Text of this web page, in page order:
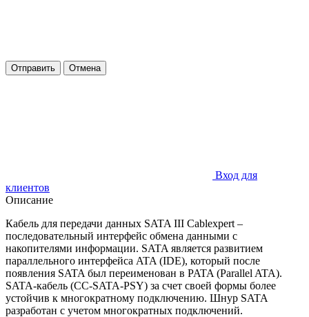
Отправить Отмена
Вход для
клиентов
Описание
Кабель для передачи данных SATA III Cablexpert –
последовательный интерфейс обмена данными с
накопителями информации. SATA является развитием
параллельного интерфейса ATA (IDE), который после
появления SATA был переименован в PATA (Parallel ATA).
SATA-кабель (CC-SATA-PSY) за счет своей формы более
устойчив к многократному подключению. Шнур SATA
разработан с учетом многократных подключений.